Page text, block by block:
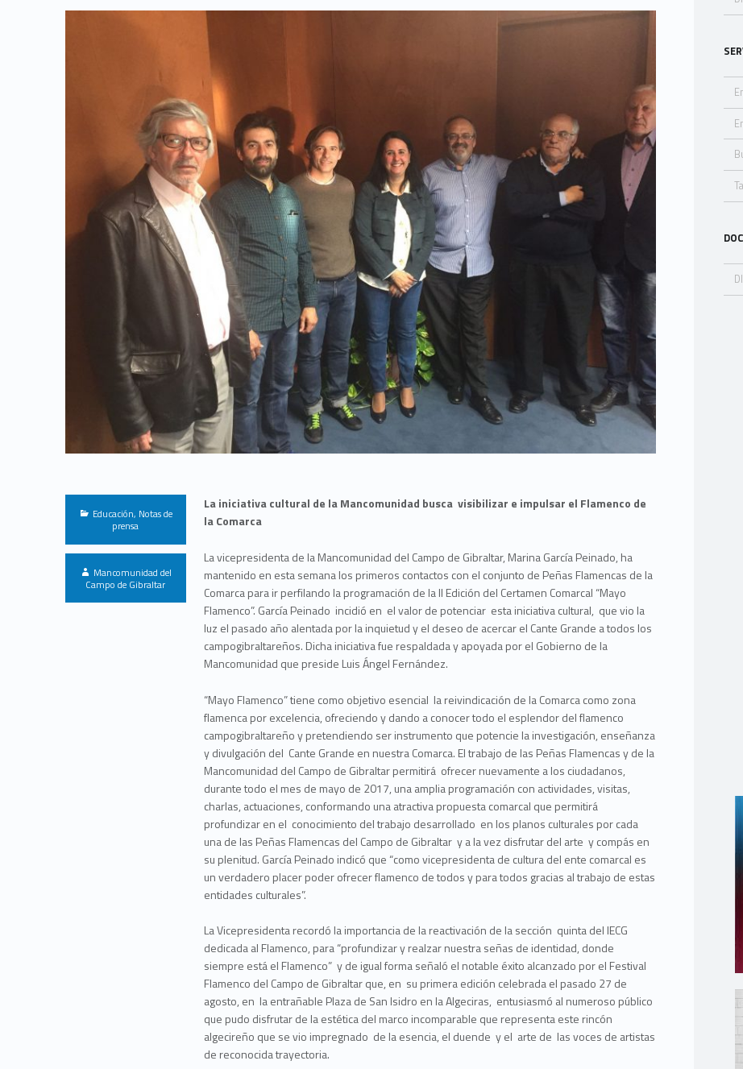
La iniciativa cultural de la Mancomunidad busca visibilizar e impulsar el Flamenco de
la Comarca
La vicepresidenta de la Mancomunidad del Campo de Gibraltar, Marina García Peinado, ha
mantenido en esta semana los primeros contactos con el conjunto de Peñas Flamencas de la
Comarca para ir perfilando la programación de la II Edición del Certamen Comarcal “Mayo
Flamenco”. García Peinado incidió en el valor de potenciar esta iniciativa cultural, que vio la
luz el pasado año alentada por la inquietud y el deseo de acercar el Cante Grande a todos los
campogibraltareños. Dicha iniciativa fue respaldada y apoyada por el Gobierno de la
Mancomunidad que preside Luis Ángel Fernández.
“Mayo Flamenco” tiene como objetivo esencial la reivindicación de la Comarca como zona
flamenca por excelencia, ofreciendo y dando a conocer todo el esplendor del flamenco
campogibraltareño y pretendiendo ser instrumento que potencie la investigación, enseñanza
y divulgación del Cante Grande en nuestra Comarca. El trabajo de las Peñas Flamencas y de la
Mancomunidad del Campo de Gibraltar permitirá ofrecer nuevamente a los ciudadanos,
durante todo el mes de mayo de 2017, una amplia programación con actividades, visitas,
charlas, actuaciones, conformando una atractiva propuesta comarcal que permitirá
profundizar en el conocimiento del trabajo desarrollado en los planos culturales por cada
una de las Peñas Flamencas del Campo de Gibraltar y a la vez disfrutar del arte y compás en
su plenitud. García Peinado indicó que “como vicepresidenta de cultura del ente comarcal es
un verdadero placer poder ofrecer flamenco de todos y para todos gracias al trabajo de estas
entidades culturales”.
La Vicepresidenta recordó la importancia de la reactivación de la sección quinta del IECG
dedicada al Flamenco, para “profundizar y realzar nuestra señas de identidad, donde
siempre está el Flamenco” y de igual forma señaló el notable éxito alcanzado por el Festival
Flamenco del Campo de Gibraltar que, en su primera edición celebrada el pasado 27 de
agosto, en la entrañable Plaza de San Isidro en la Algeciras, entusiasmó al numeroso público
que pudo disfrutar de la estética del marco incomparable que representa este rincón
algecireño que se vio impregnado de la esencia, el duende y el arte de las voces de artistas
de reconocida trayectoria.
Categorized in:
Educación, Notas de
prensa
Written by:
Mancomunidad del
Campo de Gibraltar